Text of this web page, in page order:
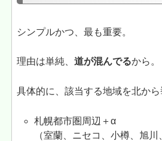
シンプルかつ、最も重要。
理由は単純、道が混んでるから。
具体的に、該当する地域を北から
札幌都市圏周辺＋α
（室蘭、ニセコ、小樽、旭